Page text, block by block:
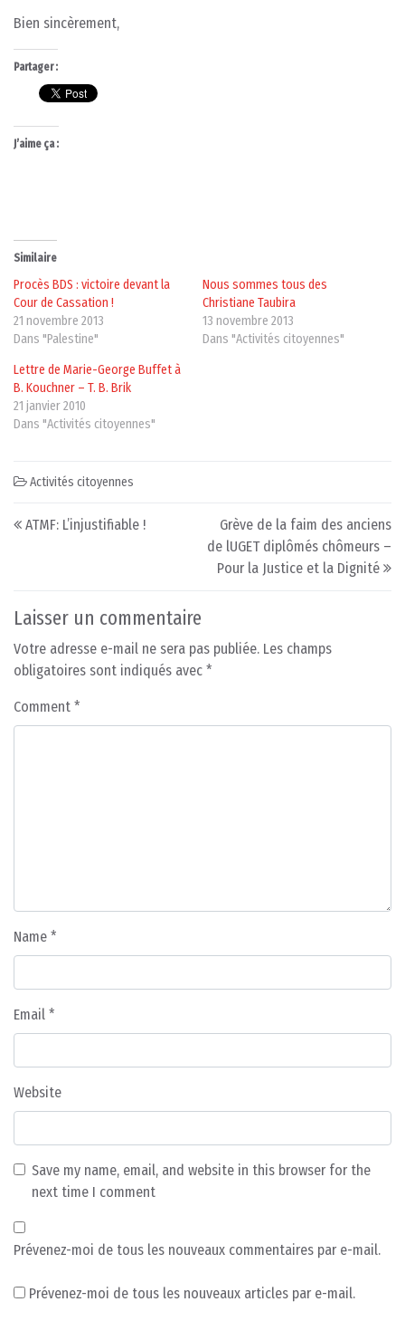
Bien sincèrement,
Partager :
J’aime ça :
Similaire
Procès BDS : victoire devant la
Cour de Cassation !
21 novembre 2013
Dans "Palestine"
Nous sommes tous des
Christiane Taubira
13 novembre 2013
Dans "Activités citoyennes"
Lettre de Marie-George Buffet à
B. Kouchner – T. B. Brik
21 janvier 2010
Dans "Activités citoyennes"
Activités citoyennes
Post navigation
ATMF: L’injustifiable !
Grève de la faim des anciens
de lUGET diplômés chômeurs –
Pour la Justice et la Dignité
Laisser un commentaire
Votre adresse e-mail ne sera pas publiée. Les champs
obligatoires sont indiqués avec *
Comment *
Name *
Email *
Website
Save my name, email, and website in this browser for the
next time I comment
Prévenez-moi de tous les nouveaux commentaires par e-mail.
Prévenez-moi de tous les nouveaux articles par e-mail.